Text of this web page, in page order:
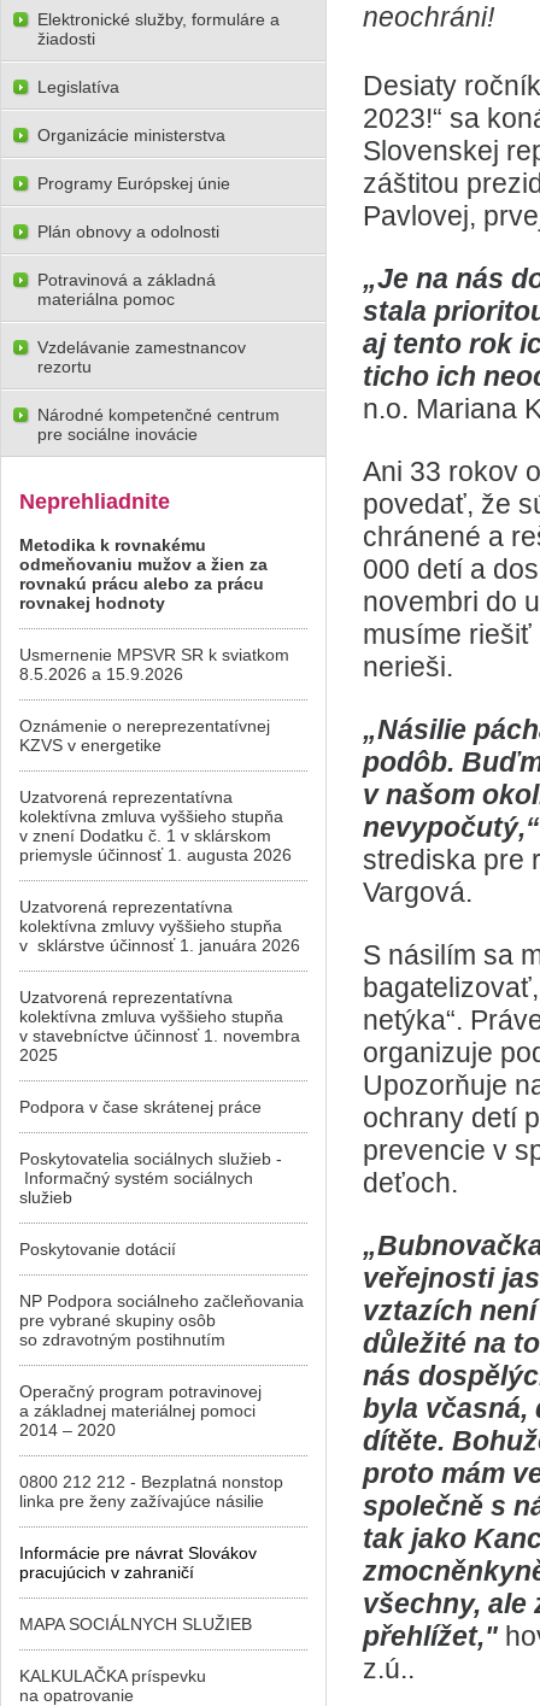
neochráni!
Desiaty
2023!“ sa
Slovenskej
záštitou
Pavlovej,
„Je na nás
stala
aj tento rok
ticho ich
n.o. Mariana
Ani 33 rokov
povedať, že
chránené a
000 detí a
novembri do
musíme riešiť
nerieši.
„Násilie
podôb.
v našom
strediska pre
Vargová.
S násilím sa
netýka“.
organizuje
Upozorňuje
ochrany detí
prevencie v
deťoch.
veřejnosti
vztazích
důležité na
nás
byla včasná,
dítěte.
proto mám
společně s
tak jako
všechny, ale
přehlížet,"
z.ú..
Elektronické služby, formuláre a
žiadosti
Legislatíva
Organizácie ministerstva
Programy Európskej únie
Plán obnovy a odolnosti
Potravinová a základná
materiálna pomoc
Vzdelávanie zamestnancov
rezortu
Národné kompetenčné centrum
pre sociálne inovácie
Neprehliadnite
Metodika k rovnakému
odmeňovaniu mužov a žien za
rovnakú prácu alebo za prácu
rovnakej hodnoty
Usmernenie MPSVR SR k sviatkom
8.5.2026 a 15.9.2026
Oznámenie o nereprezentatívnej
KZVS v energetike
Uzatvorená reprezentatívna
kolektívna zmluva vyššieho stupňa
v znení Dodatku č. 1 v sklárskom
priemysle účinnosť 1. augusta 2026
Uzatvorená reprezentatívna
kolektívna zmluvy vyššieho stupňa
v sklárstve účinnosť 1. januára 2026
Uzatvorená reprezentatívna
kolektívna zmluva vyššieho stupňa
v stavebníctve účinnosť 1. novembra
2025
Podpora v čase skrátenej práce
Poskytovatelia sociálnych služieb -
Informačný systém sociálnych
služieb
Poskytovanie dotácií
NP Podpora sociálneho začleňovania
pre vybrané skupiny osôb
so zdravotným postihnutím
Operačný program potravinovej
a základnej materiálnej pomoci
2014 – 2020
0800 212 212 - Bezplatná nonstop
linka pre ženy zažívajúce násilie
Informácie pre návrat Slovákov
pracujúcich v zahraničí
MAPA SOCIÁLNYCH SLUŽIEB
KALKULAČKA príspevku
na opatrovanie